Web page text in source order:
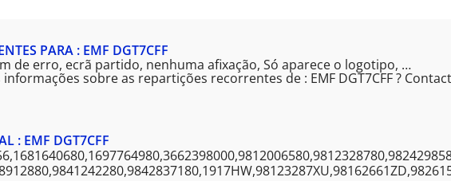
PARA : EMF DGT7CFF
de erro, ecrã partido, nenhuma afixação, Só aparece o logotipo, …
sobre as repartições recorrentes de : EMF DGT7CFF ?
: EMF DGT7CFF